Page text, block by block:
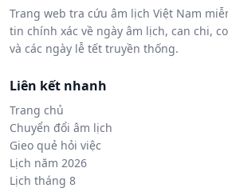
Trang web tra cứu âm lịch Việt Nam
tin chính xác về ngày âm lịch, can chi,
và các ngày lễ tết truyền thống.
Liên kết nhanh
Trang chủ
Chuyển đổi âm lịch
Gieo quẻ hỏi việc
Lịch năm 2026
Lịch tháng 8